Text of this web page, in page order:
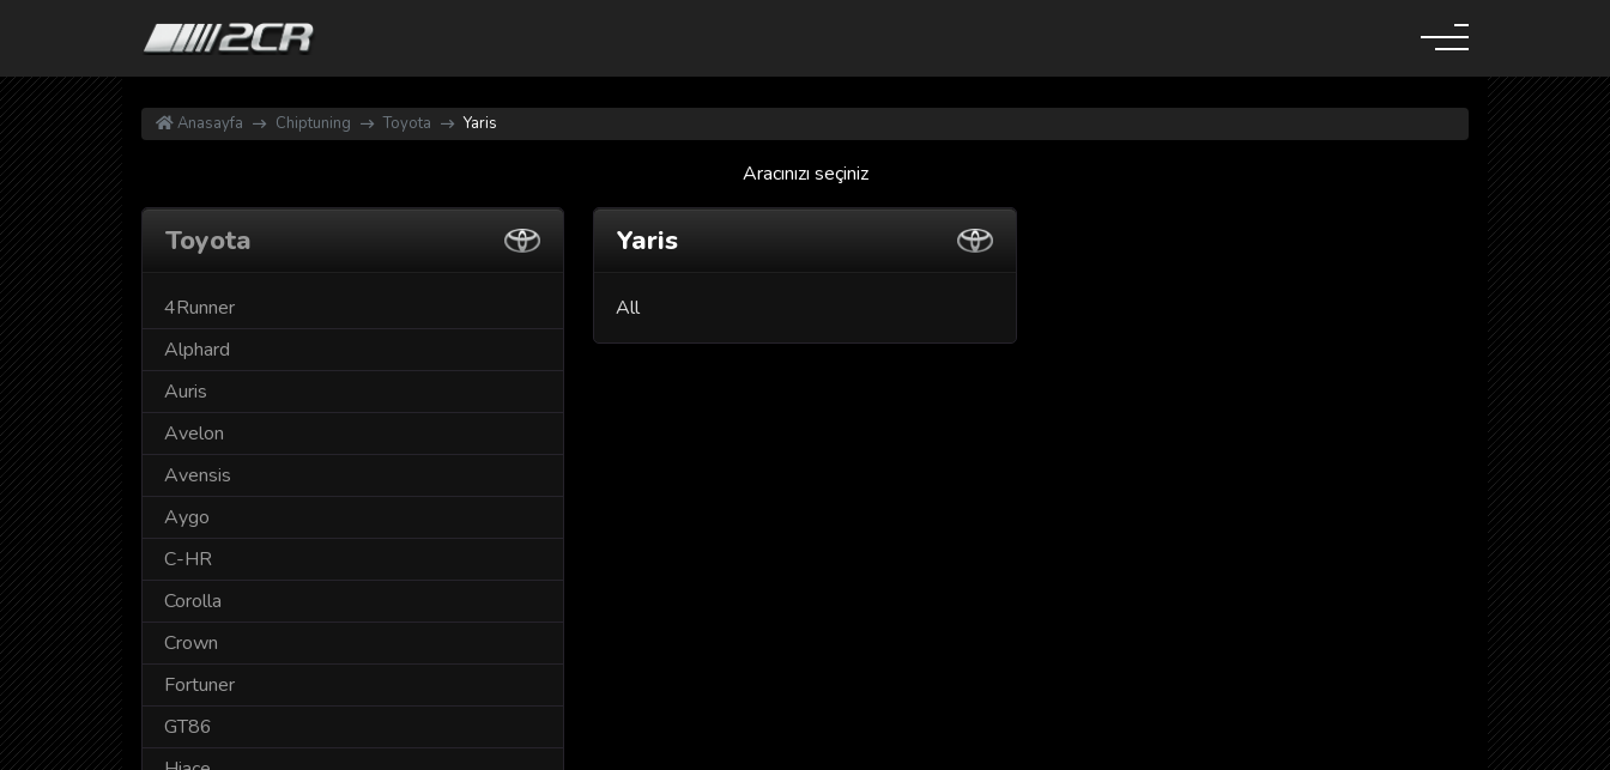
Anasayfa Chiptuning Toyota Yaris
Aracınızı seçiniz
Toyota
4Runner
Alphard
Auris
Avelon
Avensis
Aygo
C-HR
Corolla
Crown
Fortuner
GT86
Yaris
All